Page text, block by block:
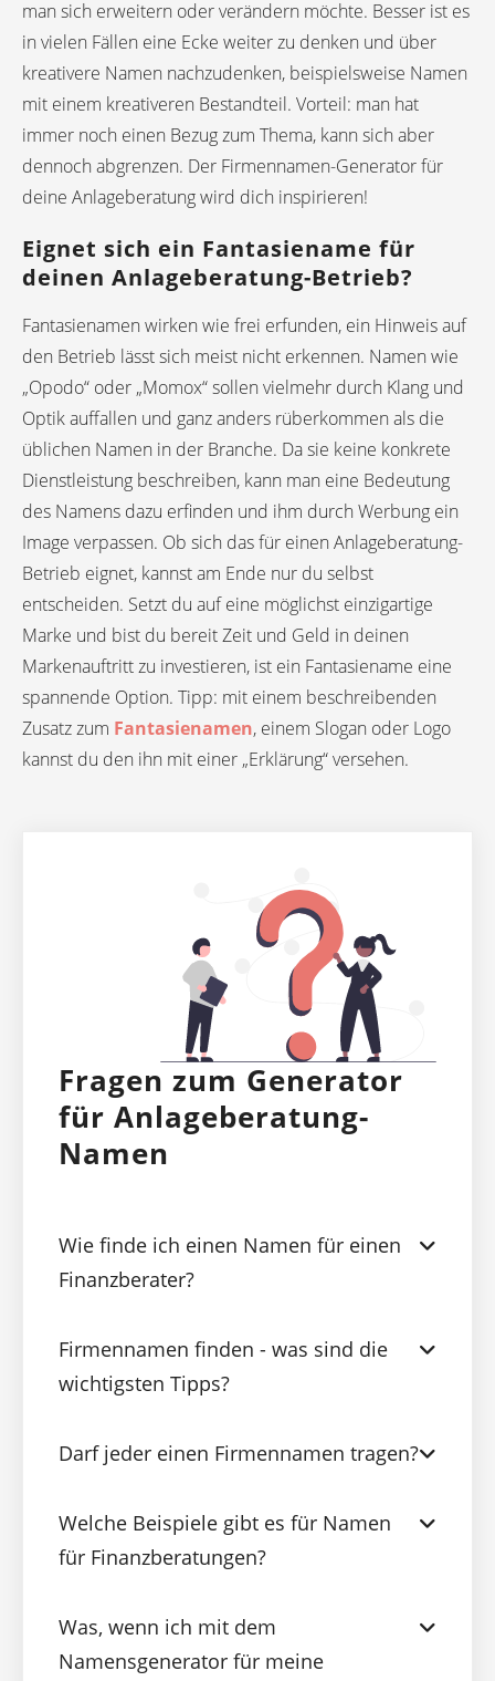
man sich erweitern oder verändern möchte. Besser ist es
in vielen Fällen eine Ecke weiter zu denken und über
kreativere Namen nachzudenken, beispielsweise Namen
mit einem kreativeren Bestandteil. Vorteil: man hat
immer noch einen Bezug zum Thema, kann sich aber
dennoch abgrenzen. Der Firmennamen-Generator für
deine Anlageberatung wird dich inspirieren!
Eignet sich ein Fantasiename für
deinen Anlageberatung-Betrieb?
Fantasienamen wirken wie frei erfunden, ein Hinweis auf
den Betrieb lässt sich meist nicht erkennen. Namen wie
„Opodo“ oder „Momox“ sollen vielmehr durch Klang und
Optik auffallen und ganz anders rüberkommen als die
üblichen Namen in der Branche. Da sie keine konkrete
Dienstleistung beschreiben, kann man eine Bedeutung
des Namens dazu erfinden und ihm durch Werbung ein
Image verpassen. Ob sich das für einen Anlageberatung-
Betrieb eignet, kannst am Ende nur du selbst
entscheiden. Setzt du auf eine möglichst einzigartige
Marke und bist du bereit Zeit und Geld in deinen
Markenauftritt zu investieren, ist ein Fantasiename eine
spannende Option. Tipp: mit einem beschreibenden
Zusatz zum Fantasienamen, einem Slogan oder Logo
kannst du den ihn mit einer „Erklärung“ versehen.
Fragen zum Generator
für Anlageberatung-
Namen
Wie finde ich einen Namen für einen
Finanzberater?
Firmennamen finden - was sind die
wichtigsten Tipps?
Darf jeder einen Firmennamen tragen?
Welche Beispiele gibt es für Namen
für Finanzberatungen?
Was, wenn ich mit dem
Namensgenerator für meine